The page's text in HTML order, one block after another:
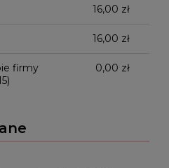
16,00 zł
16,00 zł
firmy
0,00 zł